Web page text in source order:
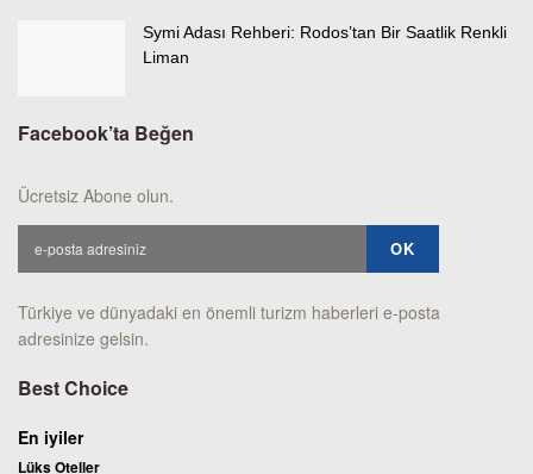
Symi Adası Rehberi: Rodos’tan Bir Saatlik Renkli
Liman
Facebook’ta Beğen
Ücretsiz Abone olun.
Türkiye ve dünyadaki en önemli turizm haberleri e-posta
adresinize gelsin.
Best Choice
En iyiler
Lüks Oteller